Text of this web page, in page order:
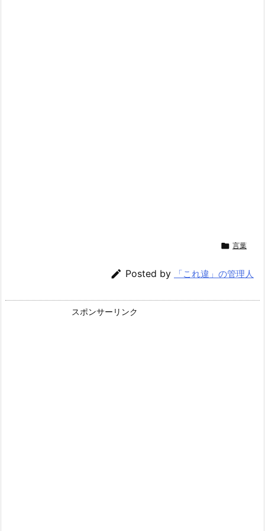
 言葉
 Posted by 「これ違」の管理人
スポンサーリンク